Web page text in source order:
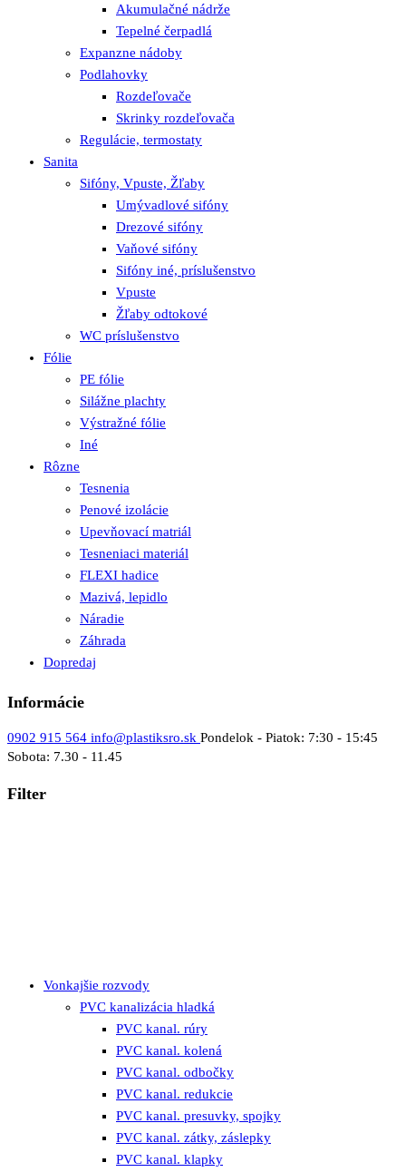
Akumulačné nádrže
Tepelné čerpadlá
Expanzne nádoby
Podlahovky
Rozdeľovače
Skrinky rozdeľovača
Regulácie, termostaty
Sanita
Sifóny, Vpuste, Žľaby
Umývadlové sifóny
Drezové sifóny
Vaňové sifóny
Sifóny iné, príslušenstvo
Vpuste
Žľaby odtokové
WC príslušenstvo
Fólie
PE fólie
Silážne plachty
Výstražné fólie
Iné
Rôzne
Tesnenia
Penové izolácie
Upevňovací matriál
Tesneniaci materiál
FLEXI hadice
Mazivá, lepidlo
Náradie
Záhrada
Dopredaj
Informácie
0902 915 564 info@plastiksro.sk Pondelok - Piatok: 7:30 - 15:45
Sobota: 7.30 - 11.45
Filter
Vonkajšie rozvody
PVC kanalizácia hladká
PVC kanal. rúry
PVC kanal. kolená
PVC kanal. odbočky
PVC kanal. redukcie
PVC kanal. presuvky, spojky
PVC kanal. zátky, záslepky
PVC kanal. klapky